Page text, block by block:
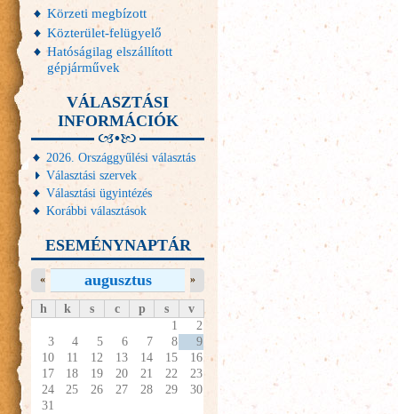
Körzeti megbízott
Közterület-felügyelő
Hatóságilag elszállított
gépjárművek
VÁLASZTÁSI
INFORMÁCIÓK
2026. Országgyűlési választás
Választási szervek
Választási ügyintézés
Korábbi választások
ESEMÉNYNAPTÁR
augusztus
« »
h k s c p s
v
1
2
3
4 5 6 7 8
9
10
11 12 13 14 15
16
17
18 19 20 21 22
23
24
25 26 27 28 29
30
31